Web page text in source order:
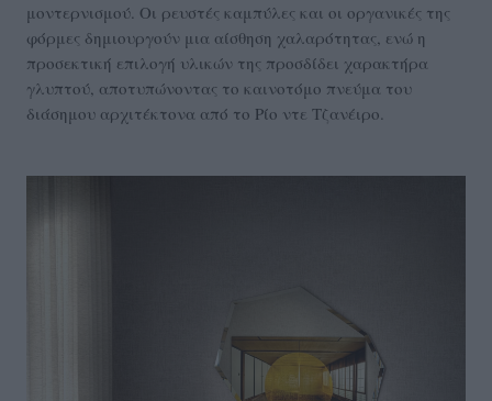
μοντερνισμού. Οι ρευστές καμπύλες και οι οργανικές της
φόρμες δημιουργούν μια αίσθηση χαλαρότητας, ενώ η
προσεκτική επιλογή υλικών της προσδίδει χαρακτήρα
γλυπτού, αποτυπώνοντας το καινοτόμο πνεύμα του
διάσημου αρχιτέκτονα από το Ρίο ντε Τζανέιρο.